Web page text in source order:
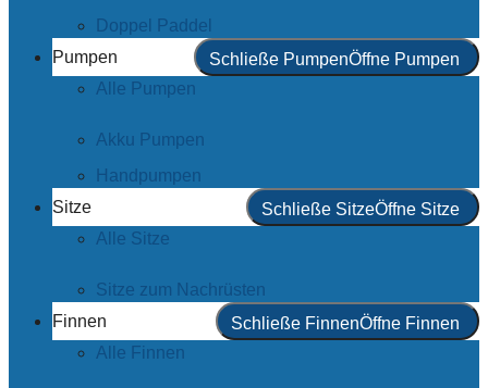
Doppel Paddel
Pumpen
Schließe PumpenÖffne Pumpen
Alle Pumpen
Akku Pumpen
Handpumpen
Sitze
Schließe SitzeÖffne Sitze
Alle Sitze
Sitze zum Nachrüsten
Finnen
Schließe FinnenÖffne Finnen
Alle Finnen